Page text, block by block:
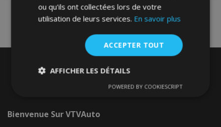
Bienvenue SurVTVAuto
ou qu'ils ont collectées lors de votre
utilisation de leurs services. En savoir plus
ACCEPTER TOUT
AFFICHER LES DÉTAILS
Performance Ciblage
POWERED BY COOKIESCRIPT